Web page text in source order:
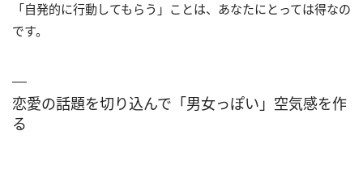
「自発的に行動してもらう」ことは、あなたにとっては得なの
です。
恋愛の話題を切り込んで「男女っぽい」空気感を作
る